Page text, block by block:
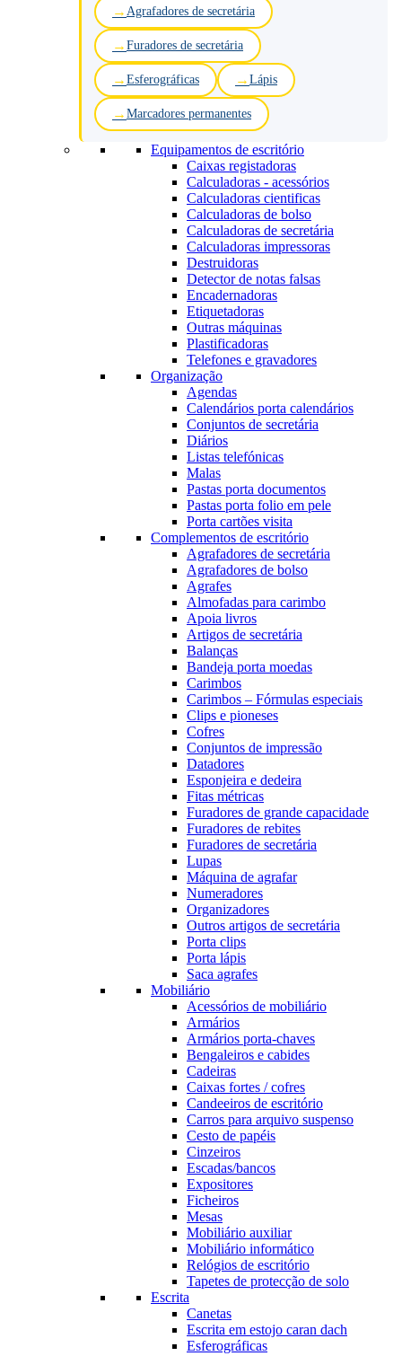
Agrafadores de secretária
Furadores de secretária
Esferográficas Lápis
Marcadores permanentes
Equipamentos de escritório
Caixas registadoras
Calculadoras - acessórios
Calculadoras cientificas
Calculadoras de bolso
Calculadoras de secretária
Calculadoras impressoras
Destruidoras
Detector de notas falsas
Encadernadoras
Etiquetadoras
Outras máquinas
Plastificadoras
Telefones e gravadores
Organização
Agendas
Calendários porta calendários
Conjuntos de secretária
Diários
Listas telefónicas
Malas
Pastas porta documentos
Pastas porta folio em pele
Porta cartões visita
Complementos de escritório
Agrafadores de secretária
Agrafadores de bolso
Agrafes
Almofadas para carimbo
Apoia livros
Artigos de secretária
Balanças
Bandeja porta moedas
Carimbos
Carimbos – Fórmulas especiais
Clips e pioneses
Cofres
Conjuntos de impressão
Datadores
Esponjeira e dedeira
Fitas métricas
Furadores de grande capacidade
Furadores de rebites
Furadores de secretária
Lupas
Máquina de agrafar
Numeradores
Organizadores
Outros artigos de secretária
Porta clips
Porta lápis
Saca agrafes
Mobiliário
Acessórios de mobiliário
Armários
Armários porta-chaves
Bengaleiros e cabides
Cadeiras
Caixas fortes / cofres
Candeeiros de escritório
Carros para arquivo suspenso
Cesto de papéis
Cinzeiros
Escadas/bancos
Expositores
Ficheiros
Mesas
Mobiliário auxiliar
Mobiliário informático
Relógios de escritório
Tapetes de protecção de solo
Escrita
Canetas
Escrita em estojo caran dach
Esferográficas